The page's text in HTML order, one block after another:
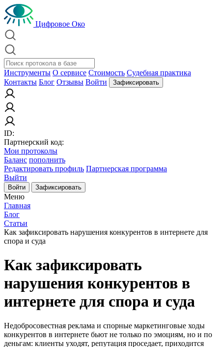
Цифровое Око
Инструменты О сервисе Стоимость Судебная практика
Контакты Блог Отзывы Войти Зафиксировать
ID:
Партнерский код:
Мои протоколы
Баланс пополнить
Редактировать профиль Партнерская программа
Выйти
Войти Зафиксировать
Меню
Главная
Блог
Статьи
Как зафиксировать нарушения конкурентов в интернете для
спора и суда
Как зафиксировать
нарушения конкурентов в
интернете для спора и суда
Недобросовестная реклама и спорные маркетинговые ходы
конкурентов в интернете бьют не только по эмоциям, но и по
деньгам: клиенты уходят, репутация проседает, приходится